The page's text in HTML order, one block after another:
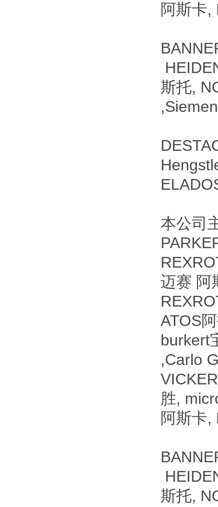
阿斯卡,
斯托,
本公司
迈赛 阿
ATOS
burkert
,Carlo
胜,
阿斯卡,
斯托,